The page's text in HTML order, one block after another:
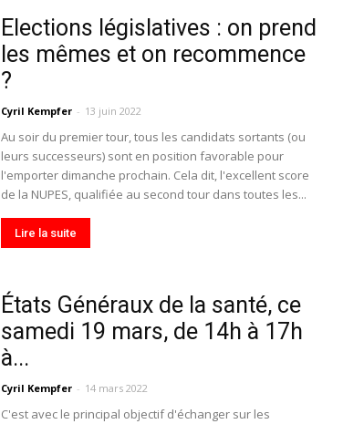
Elections législatives : on prend
les mêmes et on recommence
?
Cyril Kempfer - 13 juin 2022
Au soir du premier tour, tous les candidats sortants (ou
leurs successeurs) sont en position favorable pour
l'emporter dimanche prochain. Cela dit, l'excellent score
de la NUPES, qualifiée au second tour dans toutes les...
Lire la suite
États Généraux de la santé, ce
samedi 19 mars, de 14h à 17h
à...
Cyril Kempfer - 14 mars 2022
C'est avec le principal objectif d'échanger sur les